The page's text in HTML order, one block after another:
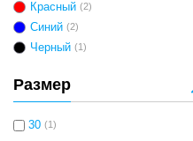
Красный (2)
Синий (2)
Черный (1)
Размер
30 (1)